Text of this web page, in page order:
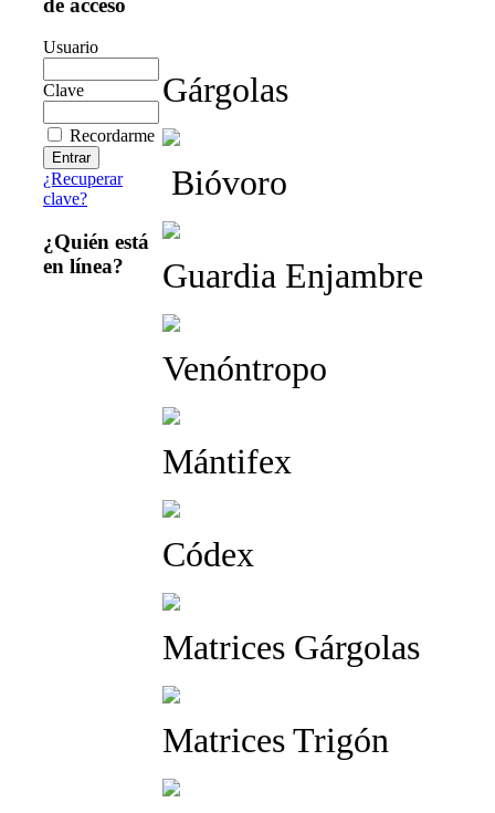
Usuario
Clave
Recordarme
¿Recuperar
clave?
¿Quién está
en línea?
Gárgolas
Bióvoro
Guardia Enjambre
Venóntropo
Mántifex
Códex
Matrices Gárgolas
Matrices Trigón